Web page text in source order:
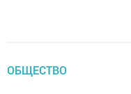
ОБЩЕСТВО